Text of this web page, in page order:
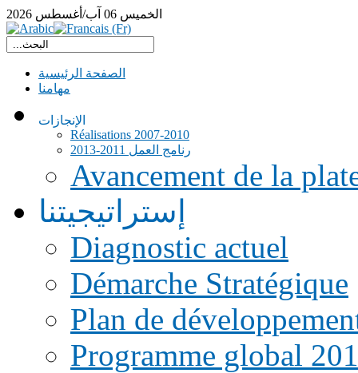
الخميس 06 آب/أغسطس 2026
الصفحة الرئيسية
مهامنا
الإنجازات
Réalisations 2007-2010
رنامج العمل 2011-2013
Avancement de la
إستراتيجيتنا
Diagnostic actuel
Démarche Stratégique
Plan de
Programme global